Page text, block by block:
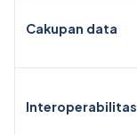
Cakupan data
Interoperabilitas